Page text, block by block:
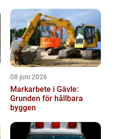
08 juni 2026
Markarbete i Gävle:
Grunden för hållbara
byggen